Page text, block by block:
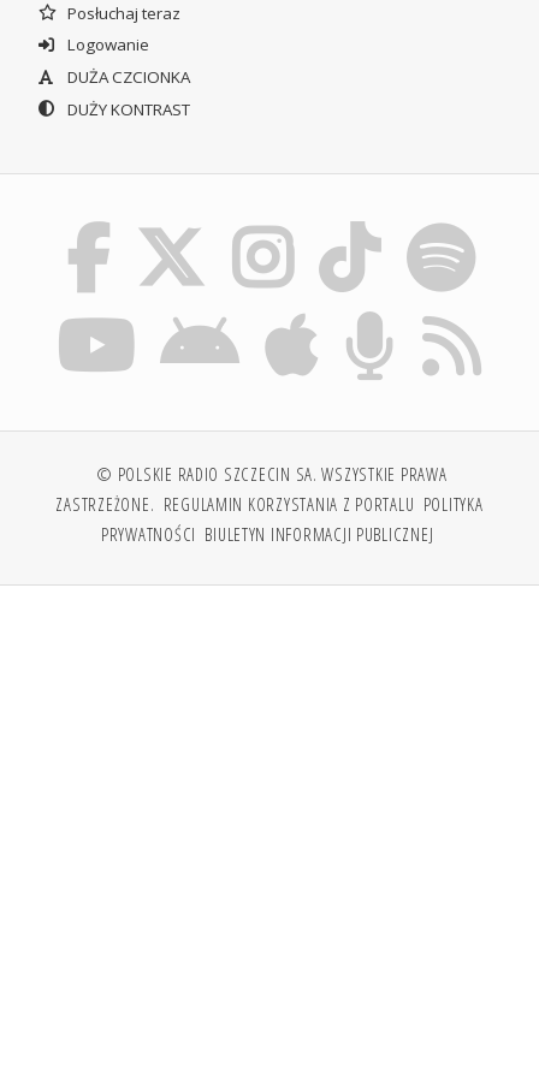
Posłuchaj teraz
Logowanie
DUŻA CZCIONKA
DUŻY KONTRAST
© POLSKIE RADIO SZCZECIN SA. WSZYSTKIE PRAWA
ZASTRZEŻONE. REGULAMIN KORZYSTANIA Z PORTALU POLITYKA
PRYWATNOŚCI BIULETYN INFORMACJI PUBLICZNEJ